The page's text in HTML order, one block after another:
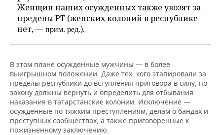
Женщин наших осужденных также увозят за
пределы РТ (женских колоний в республике
нет, — прим. ред.).
В этом плане осужденные мужчины — в более
выигрышном положении. Даже тех, кого этапировали за
пределы республики до вступления приговора в силу, по
закону должны вернуть и определить для отбывания
наказания в татарстанские колонии. Исключение —
осужденные по тяжким преступлениям, делам о бандах и
преступных сообществах, а также приговоренные к
пожизненному заключению.